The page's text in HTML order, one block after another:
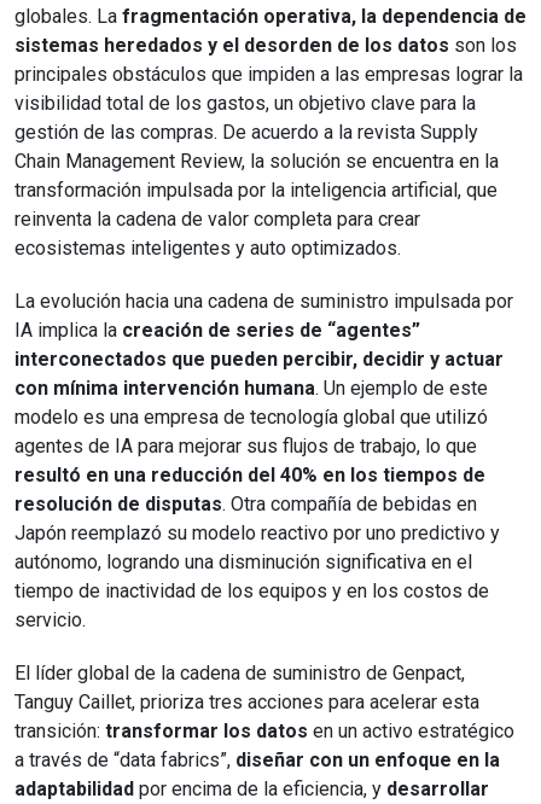
globales. La fragmentación operativa, la dependencia de
sistemas heredados y el desorden de los datos son los
principales obstáculos que impiden a las empresas lograr la
visibilidad total de los gastos, un objetivo clave para la
gestión de las compras. De acuerdo a la revista Supply
Chain Management Review, la solución se encuentra en la
transformación impulsada por la inteligencia artificial, que
reinventa la cadena de valor completa para crear
ecosistemas inteligentes y auto optimizados.
La evolución hacia una cadena de suministro impulsada por
IA implica la creación de series de “agentes”
interconectados que pueden percibir, decidir y actuar
con mínima intervención humana. Un ejemplo de este
modelo es una empresa de tecnología global que utilizó
agentes de IA para mejorar sus flujos de trabajo, lo que
resultó en una reducción del 40% en los tiempos de
resolución de disputas. Otra compañía de bebidas en
Japón reemplazó su modelo reactivo por uno predictivo y
autónomo, logrando una disminución significativa en el
tiempo de inactividad de los equipos y en los costos de
servicio.
El líder global de la cadena de suministro de Genpact,
Tanguy Caillet, prioriza tres acciones para acelerar esta
transición: transformar los datos en un activo estratégico
a través de “data fabrics”, diseñar con un enfoque en la
adaptabilidad por encima de la eficiencia, y desarrollar